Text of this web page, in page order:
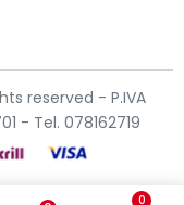
0
reserved - P.IVA
- Tel. 078162719